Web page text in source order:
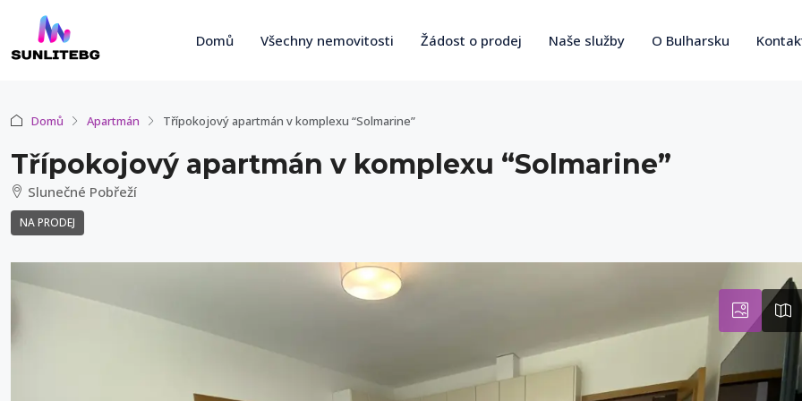
Domů Všechny nemovitosti Žádost o prodej Naše služby O Bulharsku
Domů Apartmán Třípokojový apartmán v komplexu “Solmarine”
Třípokojový apartmán v komplexu “Solmarine”
Slunečné Pobřeží
NA PRODEJ